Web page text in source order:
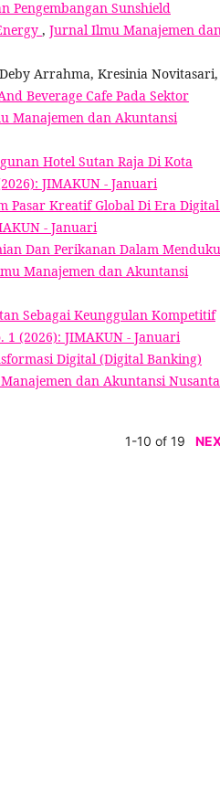
Pengembangan Sunshield
, Jurnal Ilmu Manajemen
Arrahma, Kresinia Novitasari,
Beverage Cafe Pada Sektor
Manajemen dan Akuntansi
Hotel Sutan Raja Di Kota
JIMAKUN - Januari
Pasar Kreatif Global Di Era Digital
- Januari
Dan Perikanan Dalam
Manajemen dan Akuntansi
Sebagai Keunggulan Kompetitif
(2026): JIMAKUN - Januari
Digital (Digital Banking)
dan Akuntansi
1-10 of 19